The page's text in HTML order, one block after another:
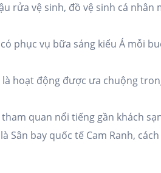
rửa vệ sinh, đồ vệ sinh cá nhân
phục vụ bữa sáng kiểu Á mỗi
hoạt động được ưa chuộng
tham quan nổi tiếng gần khách
Sân bay quốc tế Cam Ranh,